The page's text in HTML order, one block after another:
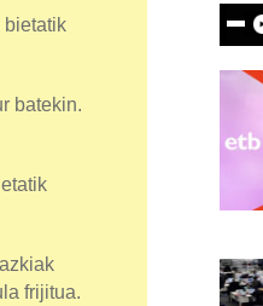
bietatik
batekin.
frijitua.